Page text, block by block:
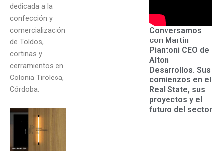
dedicada a la
confección y
comercialización
de Toldos,
cortinas y
cerramientos en
Colonia Tirolesa,
Córdoba.
Conversamos
con Martin
Piantoni CEO de
Alton
Desarrollos. Sus
comienzos en el
Real State, sus
proyectos y el
futuro del sector